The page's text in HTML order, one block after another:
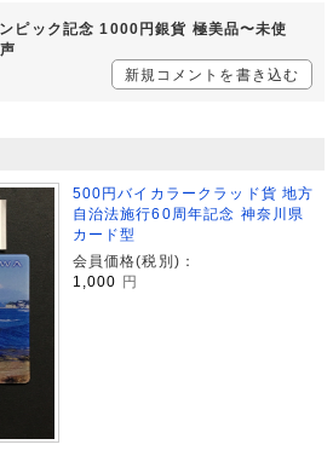
ピック記念 1000円銀貨 極美品〜未使
新規コメントを書き込む
500円バイカラークラッド貨 地方
自治法施行60周年記念 神奈川県
カード型
会員価格(税別)：
1,000
円